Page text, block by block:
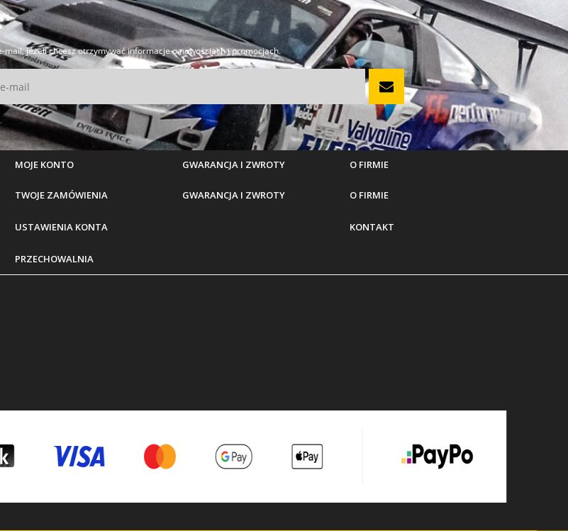
mail, jeżeli chcesz otrzymywać informacje o nowościach i promocjach.
MOJE KONTO
TWOJE ZAMÓWIENIA
USTAWIENIA KONTA
PRZECHOWALNIA
GWARANCJA I ZWROTY
GWARANCJA I ZWROTY
O FIRMIE
O FIRMIE
KONTAKT